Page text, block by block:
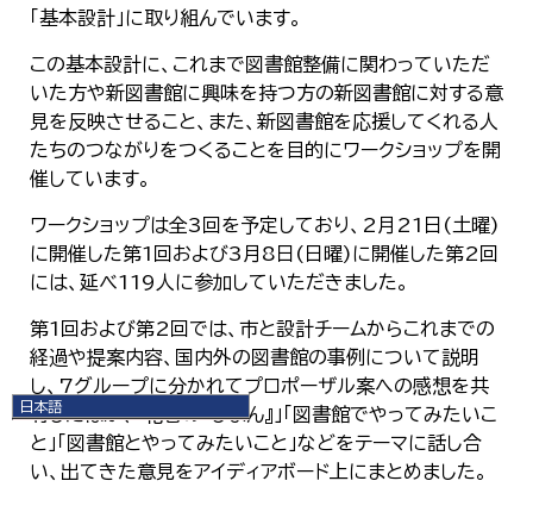
日本語
English
한국어
「基本設計」に取り組んでいます。
この基本設計に、これまで図書館整備に関わっていただ
いた方や新図書館に興味を持つ方の新図書館に対する意
見を反映させること、また、新図書館を応援してくれる人
たちのつながりをつくることを目的にワークショップを開
催しています。
ワークショップは全3回を予定しており、2月21日(土曜)
に開催した第1回および3月8日(日曜)に開催した第2回
には、延べ119人に参加していただきました。
第1回および第2回では、市と設計チームからこれまでの
経過や提案内容、国内外の図書館の事例について説明
し、7グループに分かれてプロポーザル案への感想を共
有したほか、「花巻の『じまん』」「図書館でやってみたいこ
と」「図書館とやってみたいこと」などをテーマに話し合
い、出てきた意見をアイディアボード上にまとめました。